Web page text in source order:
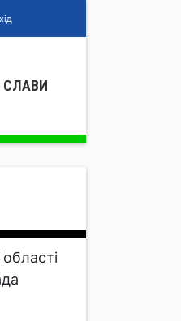
СЛАВИ